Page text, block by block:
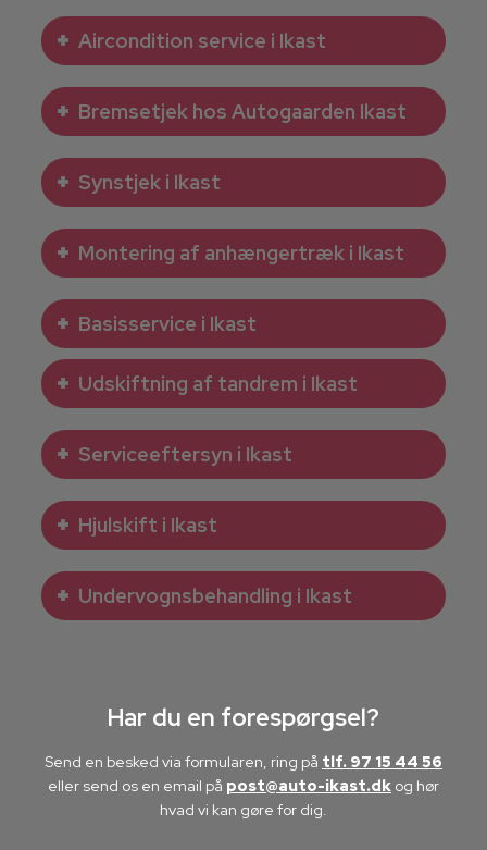
Aircondition service i Ikast
Bremsetjek hos Autogaarden Ikast
Synstjek i Ikast
Montering af anhængertræk i Ikast
Basisservice i Ikast
Udskiftning af tandrem i Ikast
Serviceeftersyn i Ikast
Hjulskift i Ikast
Undervognsbehandling i Ikast
Har du en forespørgsel?
Send en besked via formularen, ring på tlf. 97 15 44 56
eller send os en email på post@auto-ikast.dk ​ og hør
hvad vi kan gøre for dig.